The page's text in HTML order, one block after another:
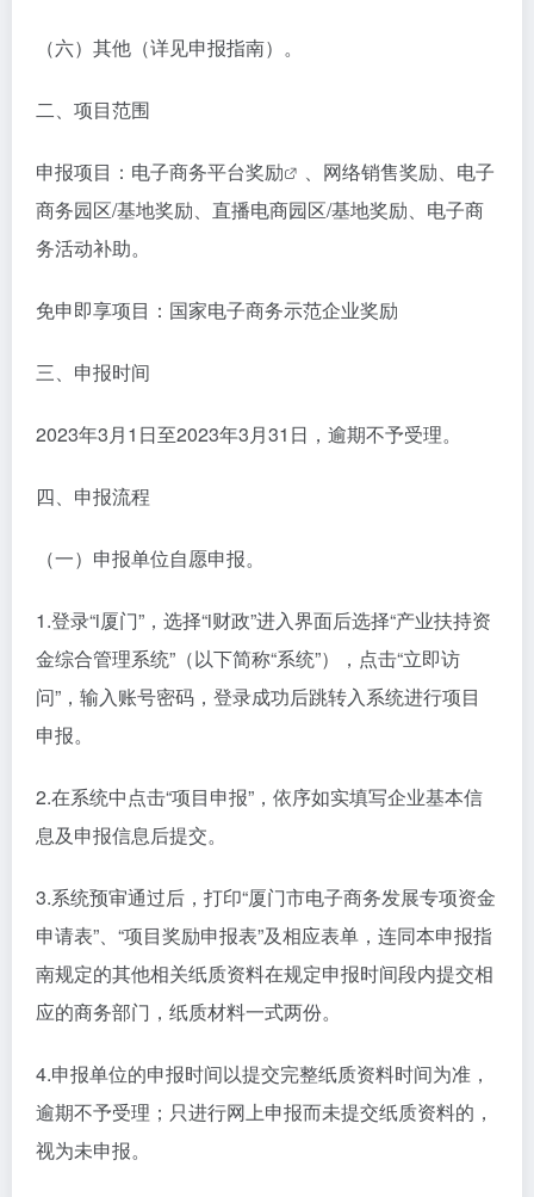
（六）其他（详见申报指南）。
二、项目范围
申报项目：电子商务平台奖励
、网络销售奖励、电子
商务园区/基地奖励、直播电商园区/基地奖励、电子商
务活动补助。
免申即享项目：国家电子商务示范企业奖励
三、申报时间
2023年3月1日至2023年3月31日，逾期不予受理。
四、申报流程
（一）申报单位自愿申报。
1.登录“i厦门”，选择“i财政”进入界面后选择“产业扶持资
金综合管理系统”（以下简称“系统”），点击“立即访
问”，输入账号密码，登录成功后跳转入系统进行项目
申报。
2.在系统中点击“项目申报”，依序如实填写企业基本信
息及申报信息后提交。
3.系统预审通过后，打印“厦门市电子商务发展专项资金
申请表”、“项目奖励申报表”及相应表单，连同本申报指
南规定的其他相关纸质资料在规定申报时间段内提交相
应的商务部门，纸质材料一式两份。
4.申报单位的申报时间以提交完整纸质资料时间为准，
逾期不予受理；只进行网上申报而未提交纸质资料的，
视为未申报。